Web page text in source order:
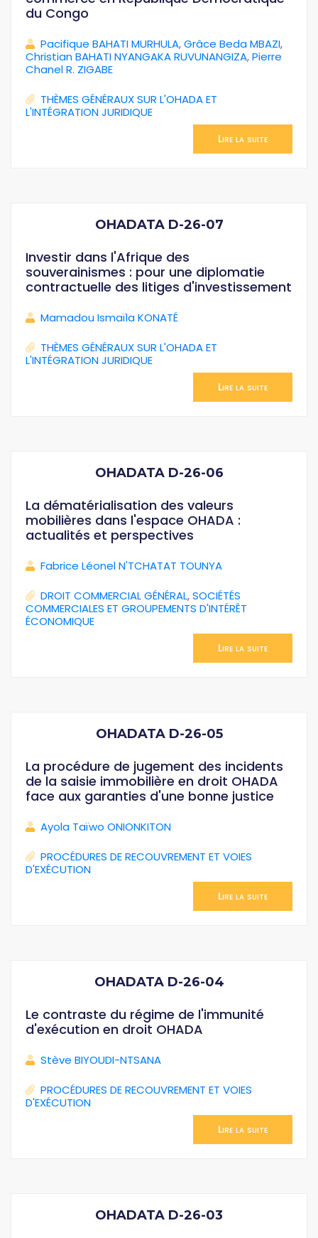
du Congo
Pacifique BAHATI MURHULA,Grâce Beda MBAZI,
Christian BAHATI NYANGAKA RUVUNANGIZA,Pierre
Chanel R. ZIGABE
THÈMES GÉNÉRAUX SUR L'OHADA ET
L'INTÉGRATION JURIDIQUE
Lire la suite
OHADATA D-26-07
Investir dans l'Afrique des
souverainismes : pour une diplomatie
contractuelle des litiges d'investissement
Mamadou Ismaïla KONATÉ
THÈMES GÉNÉRAUX SUR L'OHADA ET
L'INTÉGRATION JURIDIQUE
Lire la suite
OHADATA D-26-06
La dématérialisation des valeurs
mobilières dans l'espace OHADA :
actualités et perspectives
Fabrice Léonel N'TCHATAT TOUNYA
DROIT COMMERCIAL GÉNÉRAL,SOCIÉTÉS
COMMERCIALES ET GROUPEMENTS D'INTÉRÊT
ÉCONOMIQUE
Lire la suite
OHADATA D-26-05
La procédure de jugement des incidents
de la saisie immobilière en droit OHADA
face aux garanties d'une bonne justice
Ayola Taïwo ONIONKITON
PROCÉDURES DE RECOUVREMENT ET VOIES
D'EXÉCUTION
Lire la suite
OHADATA D-26-04
Le contraste du régime de l'immunité
d'exécution en droit OHADA
Stève BIYOUDI-NTSANA
PROCÉDURES DE RECOUVREMENT ET VOIES
D'EXÉCUTION
Lire la suite
OHADATA D-26-03